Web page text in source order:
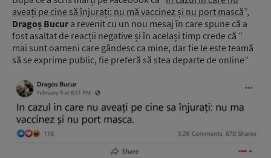
aveați pe cine să înjurați: nu mă vaccinez și nu port mască”,
Dragoș Bucura revenit cu un nou mesaj în care spune că a
fost asaltat de reacții negative și în același timp crede că ”
mai sunt oameni care gândesc ca mine, dar fie le este teamă
să se exprime public, fie preferă să stea departe de online”